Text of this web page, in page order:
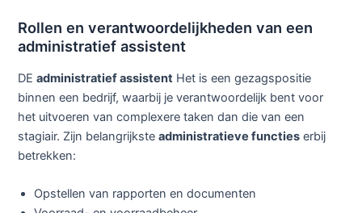
Rollen en verantwoordelijkheden van een
administratief assistent
DEadministratief assistent Het is een gezagspositie
binnen een bedrijf, waarbij je verantwoordelijk bent voor
het uitvoeren van complexere taken dan die van een
stagiair. Zijn belangrijksteadministratieve functies erbij
betrekken:
Opstellen van rapporten en documenten